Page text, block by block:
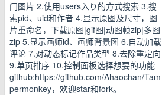
门图片 2.使用users入り的方式搜索 3.搜
索pid、uid和作者 4.显示原图及尺寸，图
片重命名，下载原图|gif图|动图帧zip|多图
zip 5.显示画师id、画师背景图 6.自动加载
评论 7.对动态标记作品类型 8.去除重定向
9.单页排序 10.控制面板选择想要的功能
github:https://github.com/Ahaochan/Tam
permonkey，欢迎star和fork。